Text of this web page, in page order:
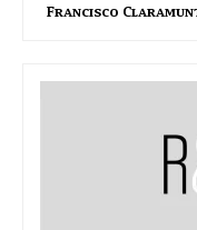
Francisco